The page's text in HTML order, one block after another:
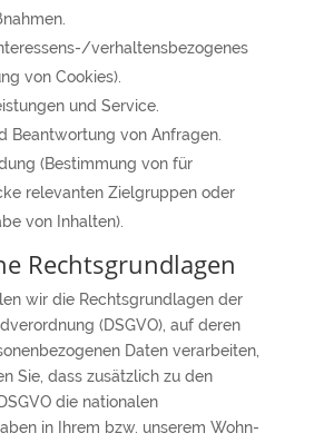
verhaltensbezogenes
von Cookies).
und Service.
Beantwortung von Anfragen.
(Bestimmung von für
relevanten Zielgruppen oder
von Inhalten).
Rechtsgrundlagen
wir die Rechtsgrundlagen der
(DSGVO), auf deren
Daten verarbeiten,
Sie, dass zusätzlich zu den
die nationalen
in Ihrem bzw. unserem Wohn-